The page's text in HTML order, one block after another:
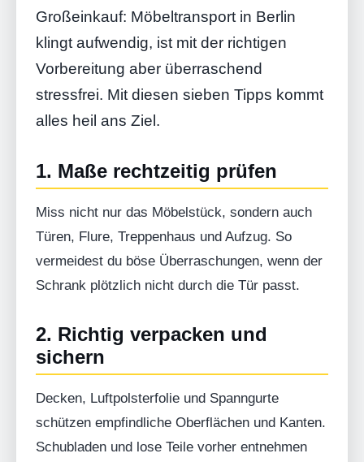
Großeinkauf: Möbeltransport in Berlin
klingt aufwendig, ist mit der richtigen
Vorbereitung aber überraschend
stressfrei. Mit diesen sieben Tipps kommt
alles heil ans Ziel.
1. Maße rechtzeitig prüfen
Miss nicht nur das Möbelstück, sondern auch
Türen, Flure, Treppenhaus und Aufzug. So
vermeidest du böse Überraschungen, wenn der
Schrank plötzlich nicht durch die Tür passt.
2. Richtig verpacken und
sichern
Decken, Luftpolsterfolie und Spanngurte
schützen empfindliche Oberflächen und Kanten.
Schubladen und lose Teile vorher entnehmen